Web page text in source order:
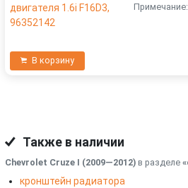
В корзину
Также в наличии
Chevrolet Cruze I (2009—2012) в разделе
кронштейн радиатора